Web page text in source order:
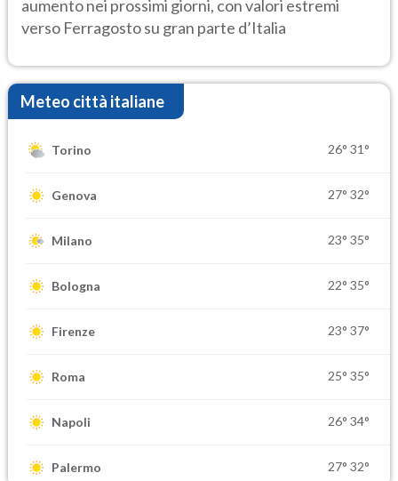
aumento nei prossimi giorni, con valori estremi
verso Ferragosto su gran parte d’Italia
Meteo città italiane
Torino 26° 31°
Genova 27° 32°
Milano 23° 35°
Bologna 22° 35°
Firenze 23° 37°
Roma 25° 35°
Napoli 26° 34°
Palermo 27° 32°